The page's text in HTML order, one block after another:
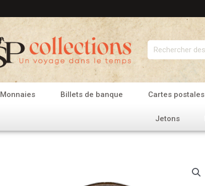
Rechercher
Monnaies Billets de banque Cartes postales
Jetons